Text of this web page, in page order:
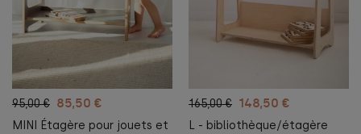
95,00 € 85,50 €
MINI Étagère pour jouets et
165,00 € 148,50 €
L - bibliothèque/étagère